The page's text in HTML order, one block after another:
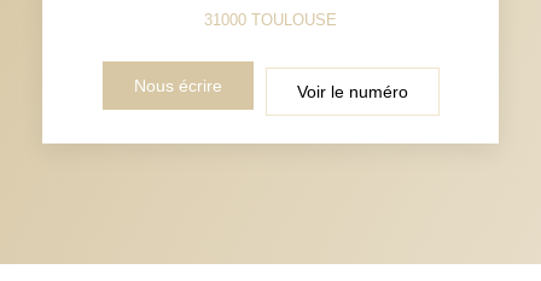
31000 TOULOUSE
Nous écrire Voir le numéro